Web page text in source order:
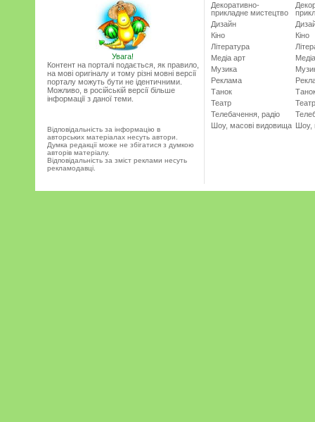
Увага!
Контент на порталі подається, як правило,
на мові оригіналу и тому різні мовні версії
порталу можуть бути не ідентичними.
Можливо, в російській версії більше
інформації з даної теми.
Відповідальність за інформацію в
авторських матеріалах несуть автори.
Думка редакції може не збігатися з думкою
авторів матеріалу.
Відповідальність за зміст реклами несуть
рекламодавці.
Декоративно-
прикладне мистецтво
Дизайн
Кіно
Література
Медіа арт
Музика
Реклама
Танок
Театр
Телебачення, радіо
Шоу, масові видовища
Кіно
Театр
Шоу,